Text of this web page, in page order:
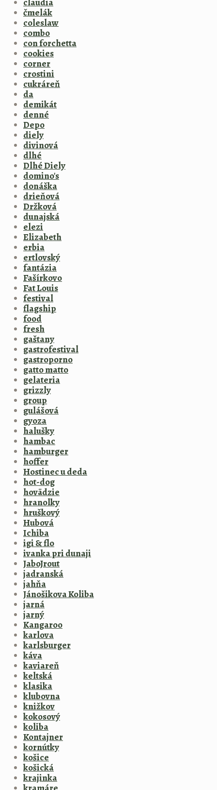
claudia
čmelák
coleslaw
combo
con forchetta
cookies
corner
crostini
cukráreň
da
demikát
denné
Depo
diely
divinová
dlhé
Dlhé Diely
domino's
donáška
drieňová
Držková
dunajská
elezi
Elizabeth
erbia
ertlovský
fantázia
Fašírkovo
Fat Louis
festival
flagship
food
fresh
gaštany
gastrofestival
gastroporno
gatto matto
gelateria
grizzly
group
gulášová
gyoza
halušky
hambac
hamburger
hoffer
Hostinec u deda
hot-dog
hovädzie
hranolky
hruškový
Hubová
Ichiba
igi & flo
ivanka pri dunaji
JaboJrout
jadranská
jahňa
Jánošikova Koliba
jarná
jarný
Kangaroo
karlova
karlsburger
káva
kaviareň
keltská
klasika
klubovna
knižkov
kokosový
koliba
Kontajner
kornútky
košice
košická
krajinka